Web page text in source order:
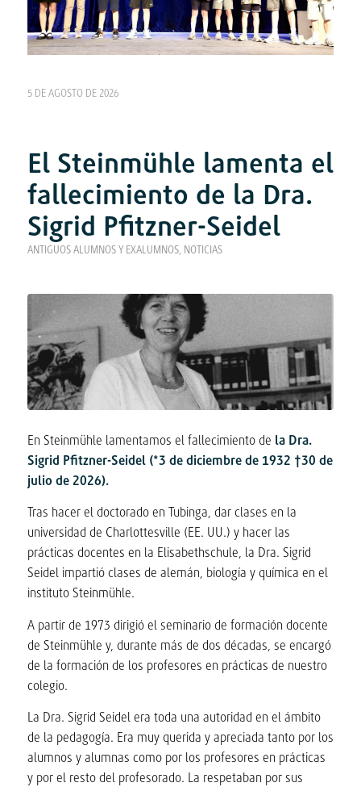
5 DE AGOSTO DE 2026
El Steinmühle lamenta el
fallecimiento de la Dra.
Sigrid Pfitzner-Seidel
ANTIGUOS ALUMNOS Y EXALUMNOS, NOTICIAS
En Steinmühle lamentamos el fallecimiento de la Dra.
Sigrid Pfitzner-Seidel (*3 de diciembre de 1932 †30 de
julio de 2026).
Tras hacer el doctorado en Tubinga, dar clases en la
universidad de Charlottesville (EE. UU.) y hacer las
prácticas docentes en la Elisabethschule, la Dra. Sigrid
Seidel impartió clases de alemán, biología y química en el
instituto Steinmühle.
A partir de 1973 dirigió el seminario de formación docente
de Steinmühle y, durante más de dos décadas, se encargó
de la formación de los profesores en prácticas de nuestro
colegio.
La Dra. Sigrid Seidel era toda una autoridad en el ámbito
de la pedagogía. Era muy querida y apreciada tanto por los
alumnos y alumnas como por los profesores en prácticas
y por el resto del profesorado. La respetaban por sus